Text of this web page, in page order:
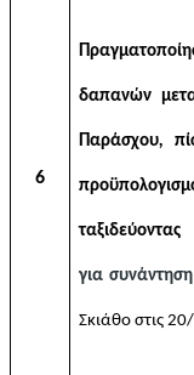
6
Π
δαπανών
Παράσχου,
για
Σκιάθο στις